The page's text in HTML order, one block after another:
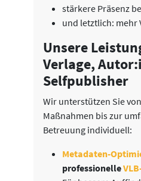
stärkere Präsenz
und letztlich: mehr
Unsere
Verlage,
Selfpublisher
Wir unterstützen Sie
Maßnahmen bis zur
Betreuung individuell:
Metadaten-
professionelle